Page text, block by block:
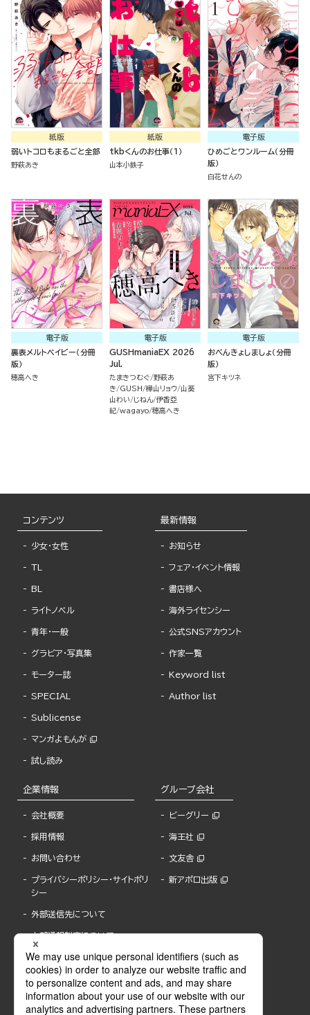
紙版
弱いトコロもまるごと全部
野萩あき
紙版
tkbくんのお仕事（１）
山本小鉄子
電子版
ひめごとワンルーム（分冊
版）
白花せんの
電子版
裏表メルトベイビー（分冊
版）
穂高へき
電子版
GUSHmaniaEX 2026
Jul.
たまきつむぐ 野萩あ
き
GUSH 樺山リョウ 山葵
山わい
じねん 伊香亞
紀 wagayo 穂高へき
電子版
おべんきょしましょ（分冊
版）
宮下キツネ
コンテンツ
少女・女性
TL
BL
ライトノベル
青年・一般
グラビア・写真集
モーター誌
SPECIAL
Sublicense
マンガよもんが
試し読み
最新情報
お知らせ
フェア・イベント情報
書店様へ
海外ライセンシー
公式SNSアカウント
作家一覧
Keyword list
Author list
企業情報
会社概要
採用情報
お問い合わせ
プライバシーポリシー・サイトポリ
シー
外部送信先について
内部通報制度について
グループ会社
ビーグリー
海王社
文友舎
新アポロ出版